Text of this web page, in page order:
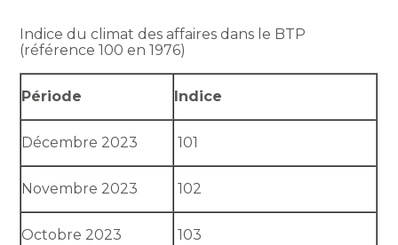
Indice du climat des affaires dans le BTP
(référence 100 en 1976)
Période Indice
Décembre 2023 101
Novembre 2023 102
Octobre 2023 103